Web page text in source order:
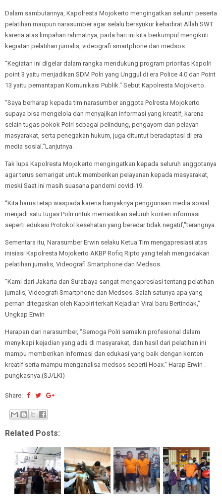
Dalam sambutannya, Kapolresta Mojokerto mengingatkan seluruh peserta
pelatihan maupun narasumber agar selalu bersyukur kehadirat Allah SWT
karena atas limpahan rahmatnya, pada hari ini kita berkumpul mengikuti
kegiatan pelatihan jurnalis, videografi smartphone dan medsos.
“Kegiatan ini digelar dalam rangka mendukung program prioritas Kapolri
point 3 yaitu menjadikan SDM Polri yang Unggul di era Police 4.0 dan Point
13 yaitu pemantapan Komunikasi Publik.“ Sebut Kapolresta Mojokerto.
“Saya berharap kepada tim narasumber anggota Polresta Mojokerto
supaya bisa mengelola dan menyajikan informasi yang kreatif, karena
selain tugas pokok Polri sebagai pelindung, pengayom dan pelayan
masyarakat, serta penegakan hukum, juga dituntut beradaptasi di era
media sosial.”Lanjutnya.
Tak lupa Kapolresta Mojokerto mengingatkan kepada seluruh anggotanya
agar terus semangat untuk memberikan pelayanan kepada masyarakat,
meski Saat ini masih suasana pandemi covid-19.
“Kita harus tetap waspada karena banyaknya penggunaan media sosial
menjadi satu tugas Polri untuk memastikan seluruh konten informasi
seperti edukasi Protokol kesehatan yang beredar tidak negatif,"terangnya.
Sementara itu, Narasumber Erwin selaku Ketua Tim mengapresiasi atas
inisiasi Kapolresta Mojokerto AKBP Rofiq Ripto yang telah mengadakan
pelatihan jurnalis, Videografi Smartphone dan Medsos.
“Kami dari Jakarta dan Surabaya sangat mengapresiasi tentang pelatihan
jurnalis, Videografi Smartphone dan Medsos. Salah satunya apa yang
pernah ditegaskan oleh Kapolri terkait Kejadian Viral baru Bertindak,”
Ungkap Erwin
Harapan dari narasumber, “Semoga Polri semakin profesional dalam
menyikapi kejadian yang ada di masyarakat, dan hasil dari pelatihan ini
mampu memberikan informasi dan edukasi yang baik dengan konten
kreatif serta mampu menganalisa medsos seperti Hoax.” Harap Erwin .
pungkasnya.(SJ/LKI)
Share:
Related Posts: